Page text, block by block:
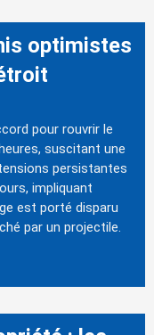
optimistes
pour rouvrir le
suscitant une
persistantes
impliquant
est porté disparu
par un projectile.